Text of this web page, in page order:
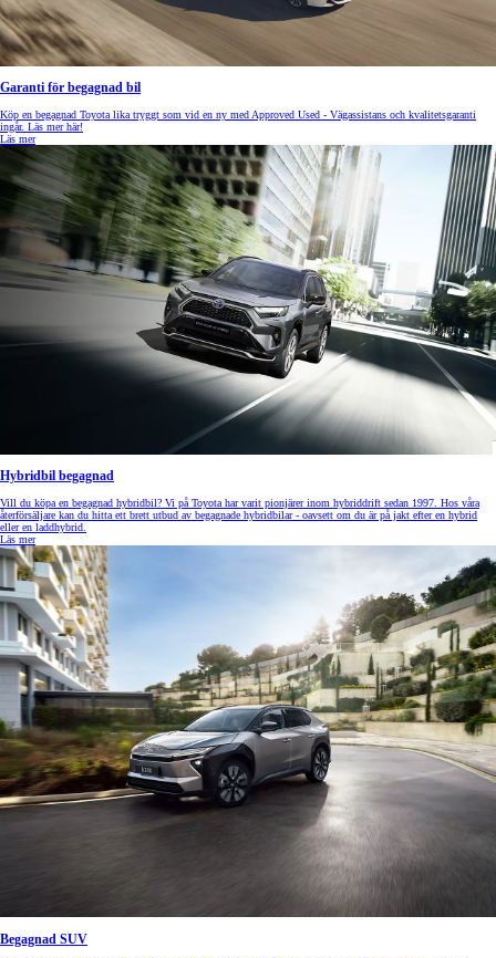
Garanti för begagnad bil
Köp en begagnad Toyota lika tryggt som vid en ny med Approved Used - Vägassistans och kvalitetsgaranti
ingår. Läs mer här!
Läs mer
Hybridbil begagnad
Vill du köpa en begagnad hybridbil? Vi på Toyota har varit pionjärer inom hybriddrift sedan 1997. Hos våra
återförsäljare kan du hitta ett brett utbud av begagnade hybridbilar - oavsett om du är på jakt efter en hybrid
eller en laddhybrid.
Läs mer
Begagnad SUV